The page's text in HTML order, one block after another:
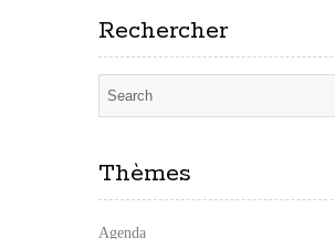
Rechercher
Thèmes
Agenda